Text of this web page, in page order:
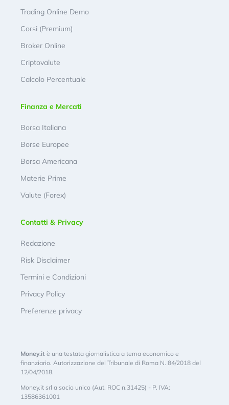
Trading Online Demo
Corsi (Premium)
Broker Online
Criptovalute
Calcolo Percentuale
Finanza e Mercati
Borsa Italiana
Borse Europee
Borsa Americana
Materie Prime
Valute (Forex)
Contatti & Privacy
Redazione
Risk Disclaimer
Termini e Condizioni
Privacy Policy
Preferenze privacy
Money.it è una testata giornalistica a tema economico e
finanziario. Autorizzazione del Tribunale di Roma N. 84/2018 del
12/04/2018.
Money.it srl a socio unico (Aut. ROC n.31425) - P. IVA:
13586361001